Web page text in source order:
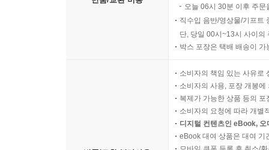
오늘 06시 30분 이후 주
직수입 음반/영상물/기프트
단, 당일 00시~13시 사이의
박스 포장은 택배 배송이
소비자의 책임 있는 사유로
소비자의 사용, 포장 개봉
복제가 가능한 상품 등의
소비자의 요청에 따라 개별
디지털 컨텐츠인 eBook,
eBook 대여 상품은 대여 기